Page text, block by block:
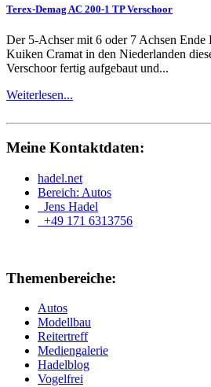
Terex-Demag AC 200-1 TP Verschoor
Der 5-Achser mit 6 oder 7 Achsen Ende
Kuiken Cramat in den Niederlanden
Verschoor fertig aufgebaut und...
Weiterlesen...
Meine Kontaktdaten:
hadel.net
Bereich: Autos
Jens Hadel
+49 171 6313756
Themenbereiche:
Autos
Modellbau
Reitertreff
Mediengalerie
Hadelblog
Vogelfrei